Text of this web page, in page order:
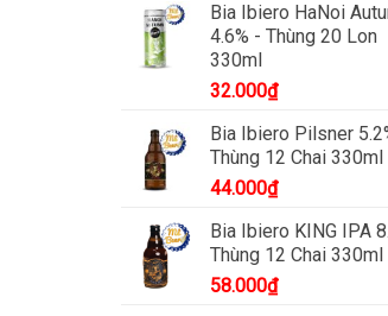
Bia Ibiero HaNoi
4.6% - Thùng 20 Lon
330ml
32.000₫
Bia Ibiero Pilsner
Thùng 12 Chai 330ml
44.000₫
Bia Ibiero KING IPA
Thùng 12 Chai 330ml
58.000₫